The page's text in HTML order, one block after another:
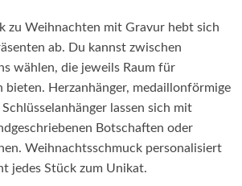
zu Weihnachten mit Gravur hebt sich
ab. Du kannst zwischen
wählen, die jeweils Raum für
bieten. Herzanhänger, medaillonförmige
lassen sich mit
Botschaften oder
Weihnachtsschmuck personalisiert
jedes Stück zum Unikat.